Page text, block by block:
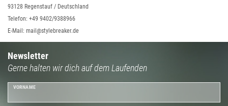
93128 Regenstauf / Deutschland
Telefon: +49 9402/9388966
E-Mail: mail@stylebreaker.de
Newsletter
Gerne halten wir dich auf dem Laufenden
VORNAME